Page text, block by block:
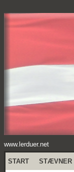
www.lerduer.net
START STÆVNER